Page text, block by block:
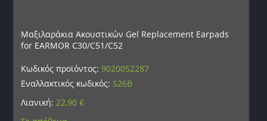
Μαξιλαράκια Ακουστικών Gel Replacement Earpads
for EARMOR C30/C51/C52
Κωδικός προϊόντος:9020052287
Εναλλακτικός κωδικός: S26B
Λιανική:22,90€